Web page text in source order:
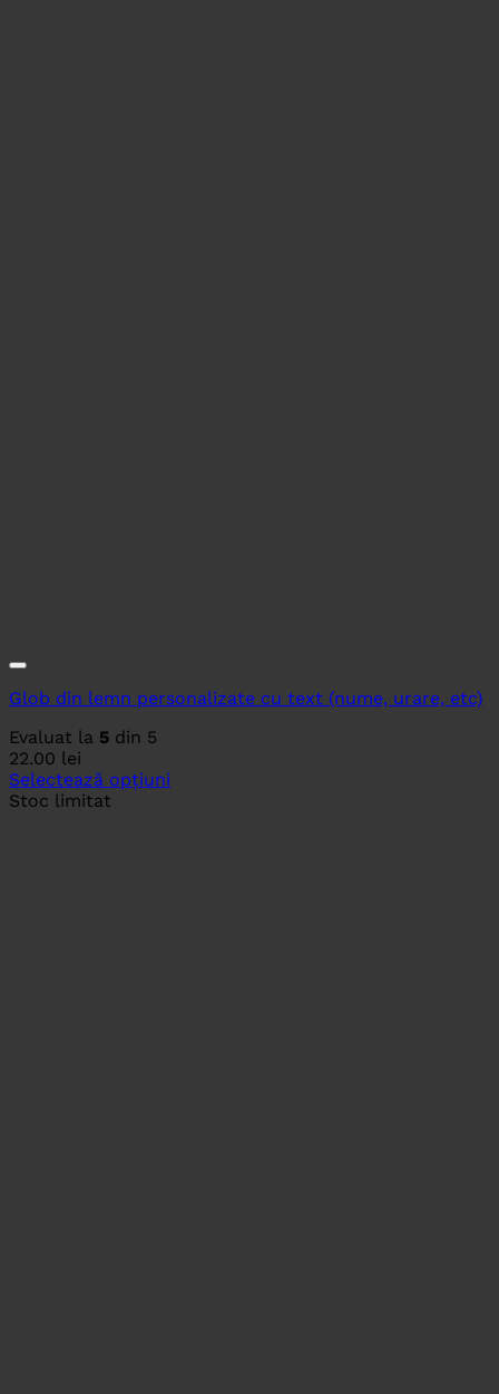
Glob din lemn personalizate cu text (nume, urare, etc)
Evaluat la 5 din 5
22.00 lei
Selectează opțiuni
Stoc limitat